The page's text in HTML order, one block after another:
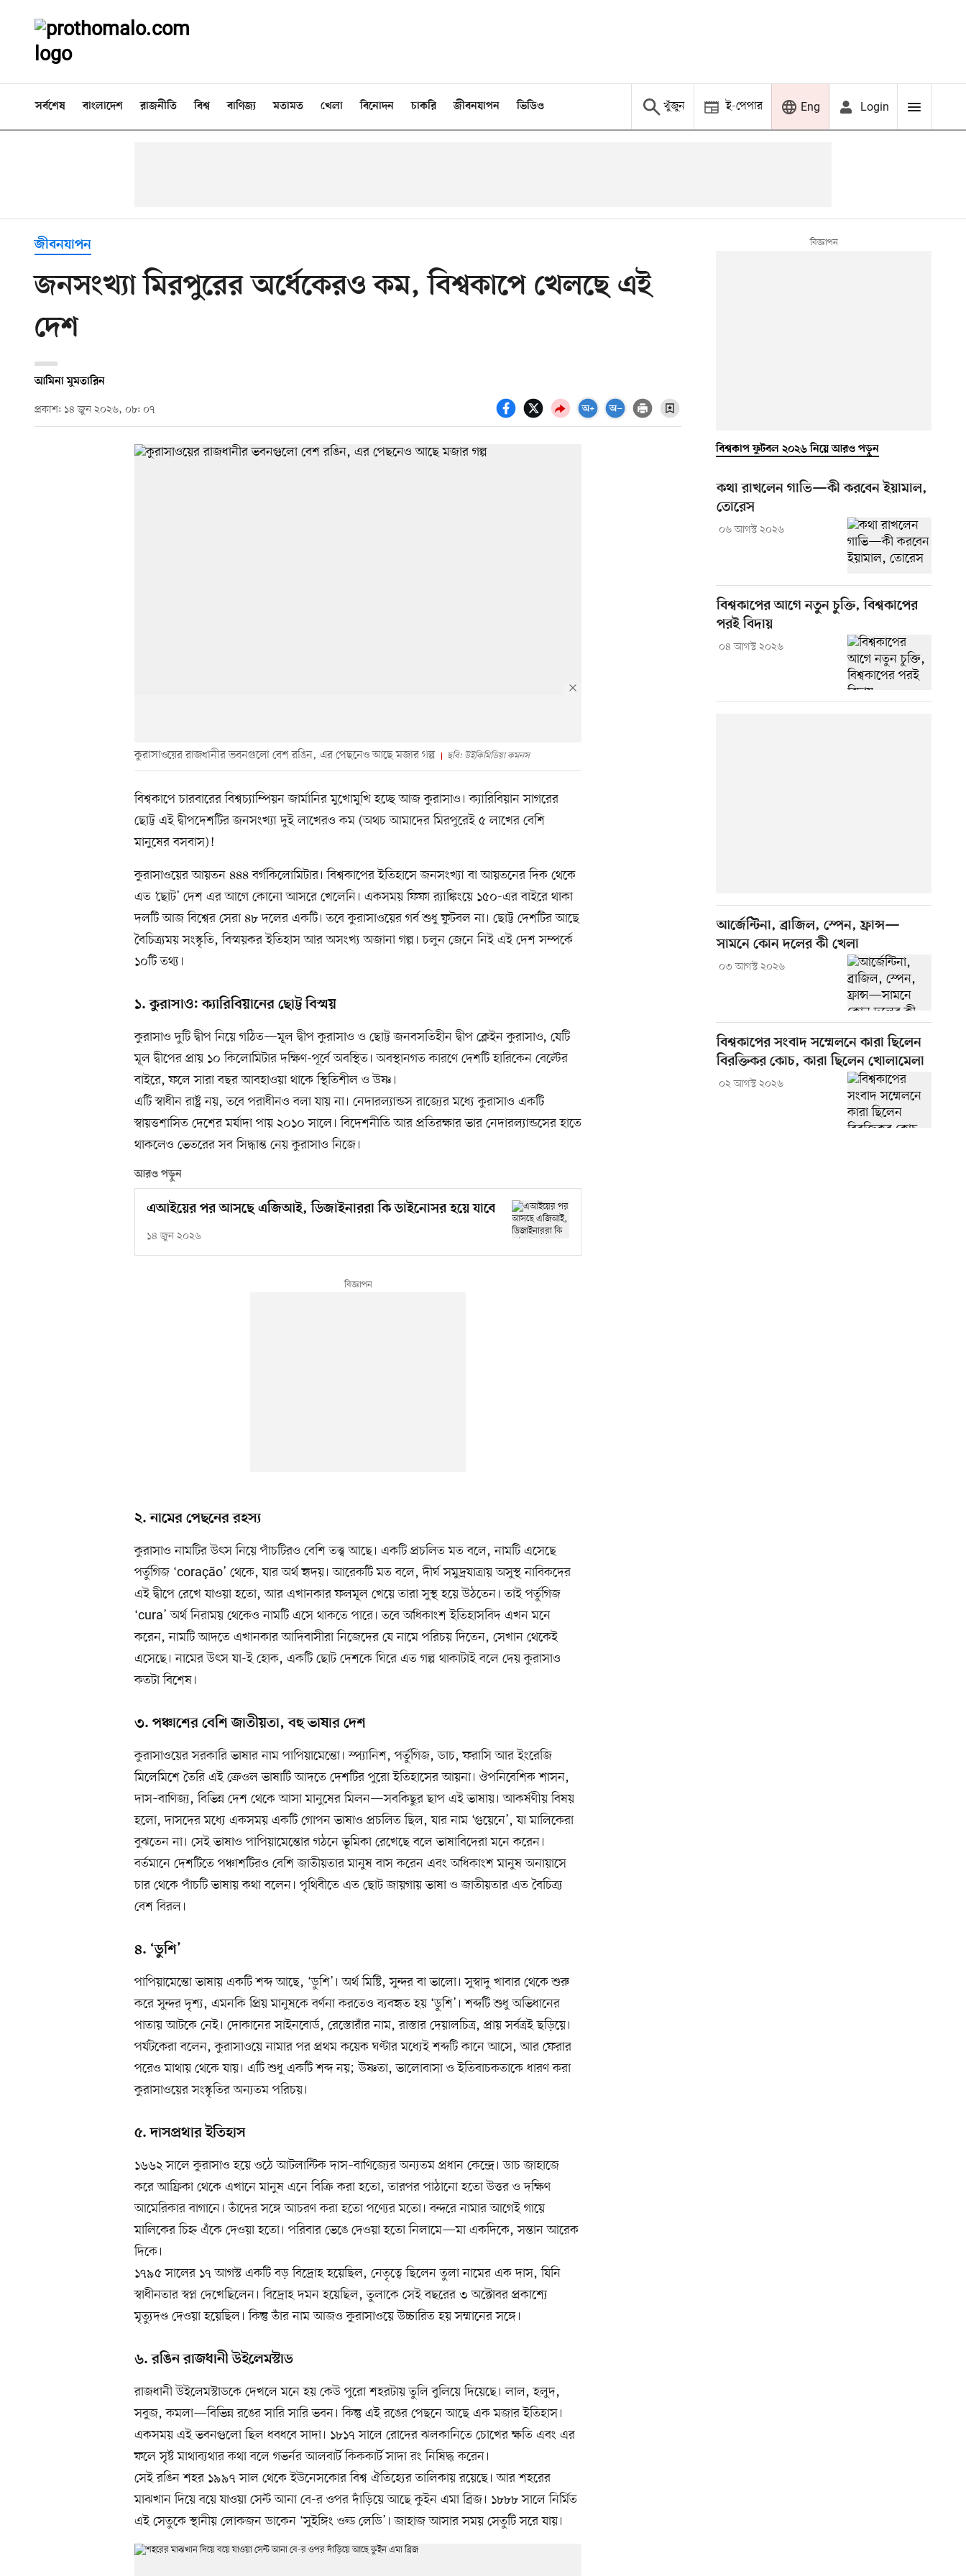
সর্বশেষ বাংলাদেশ রাজনীতি বিশ্ব বাণিজ্য মতামত খেলা বিনোদন চাকরি জীবনযাপন ভিডিও খুঁজুন ই-পেপার Eng Login
জীবনযাপন
জনসংখ্যা মিরপুরের অর্ধেকেরও কম, বিশ্বকাপে খেলছে এই
দেশ
আমিনা মুমতারিন
প্রকাশ: ১৪ জুন ২০২৬, ০৮: ০৭
কুরাসাওয়ের রাজধানীর ভবনগুলো বেশ রঙিন, এর পেছনেও আছে মজার গল্প ছবি: উইকিমিডিয়া কমনস
বিশ্বকাপে চারবারের বিশ্বচ্যাম্পিয়ন জার্মানির মুখোমুখি হচ্ছে আজ কুরাসাও। ক্যারিবিয়ান সাগরের
ছোট্ট এই দ্বীপদেশটির জনসংখ্যা দুই লাখেরও কম (অথচ আমাদের মিরপুরেই ৫ লাখের বেশি
মানুষের বসবাস)!
কুরাসাওয়ের আয়তন ৪৪৪ বর্গকিলোমিটার। বিশ্বকাপের ইতিহাসে জনসংখ্যা বা আয়তনের দিক থেকে
এত ‘ছোট’ দেশ এর আগে কোনো আসরে খেলেনি। একসময় ফিফা র‍্যাঙ্কিংয়ে ১৫০-এর বাইরে থাকা
দলটি আজ বিশ্বের সেরা ৪৮ দলের একটি। তবে কুরাসাওয়ের গর্ব শুধু ফুটবল না। ছোট্ট দেশটির আছে
বৈচিত্র্যময় সংস্কৃতি, বিস্ময়কর ইতিহাস আর অসংখ্য অজানা গল্প। চলুন জেনে নিই এই দেশ সম্পর্কে
১০টি তথ্য।
১. কুরাসাও: ক্যারিবিয়ানের ছোট্ট বিস্ময়
কুরাসাও দুটি দ্বীপ নিয়ে গঠিত—মূল দ্বীপ কুরাসাও ও ছোট্ট জনবসতিহীন দ্বীপ ক্লেইন কুরাসাও, যেটি
মূল দ্বীপের প্রায় ১০ কিলোমিটার দক্ষিণ-পূর্বে অবস্থিত। অবস্থানগত কারণে দেশটি হারিকেন বেল্টের
বাইরে, ফলে সারা বছর আবহাওয়া থাকে স্থিতিশীল ও উষ্ণ।
এটি স্বাধীন রাষ্ট্র নয়, তবে পরাধীনও বলা যায় না। নেদারল্যান্ডস রাজ্যের মধ্যে কুরাসাও একটি
স্বায়ত্তশাসিত দেশের মর্যাদা পায় ২০১০ সালে। বিদেশনীতি আর প্রতিরক্ষার ভার নেদারল্যান্ডসের হাতে
থাকলেও ভেতরের সব সিদ্ধান্ত নেয় কুরাসাও নিজে।
আরও পড়ুন
এআইয়ের পর আসছে এজিআই, ডিজাইনাররা কি ডাইনোসর হয়ে যাবে
১৪ জুন ২০২৬
২. নামের পেছনের রহস্য
কুরাসাও নামটির উৎস নিয়ে পাঁচটিরও বেশি তত্ত্ব আছে। একটি প্রচলিত মত বলে, নামটি এসেছে
পর্তুগিজ ‘coração’ থেকে, যার অর্থ হৃদয়। আরেকটি মত বলে, দীর্ঘ সমুদ্রযাত্রায় অসুস্থ নাবিকদের
এই দ্বীপে রেখে যাওয়া হতো, আর এখানকার ফলমূল খেয়ে তারা সুস্থ হয়ে উঠতেন। তাই পর্তুগিজ
‘cura’ অর্থ নিরাময় থেকেও নামটি এসে থাকতে পারে। তবে অধিকাংশ ইতিহাসবিদ এখন মনে
করেন, নামটি আদতে এখানকার আদিবাসীরা নিজেদের যে নামে পরিচয় দিতেন, সেখান থেকেই
এসেছে। নামের উৎস যা-ই হোক, একটি ছোট দেশকে ঘিরে এত গল্প থাকাটাই বলে দেয় কুরাসাও
কতটা বিশেষ।
৩. পঞ্চাশের বেশি জাতীয়তা, বহু ভাষার দেশ
কুরাসাওয়ের সরকারি ভাষার নাম পাপিয়ামেন্তো। স্প্যানিশ, পর্তুগিজ, ডাচ, ফরাসি আর ইংরেজি
মিলেমিশে তৈরি এই ক্রেওল ভাষাটি আদতে দেশটির পুরো ইতিহাসের আয়না। ঔপনিবেশিক শাসন,
দাস–বাণিজ্য, বিভিন্ন দেশ থেকে আসা মানুষের মিলন—সবকিছুর ছাপ এই ভাষায়। আকর্ষণীয় বিষয়
হলো, দাসদের মধ্যে একসময় একটি গোপন ভাষাও প্রচলিত ছিল, যার নাম ‘গুয়েনে’, যা মালিকেরা
বুঝতেন না। সেই ভাষাও পাপিয়ামেন্তোর গঠনে ভূমিকা রেখেছে বলে ভাষাবিদেরা মনে করেন।
বর্তমানে দেশটিতে পঞ্চাশটিরও বেশি জাতীয়তার মানুষ বাস করেন এবং অধিকাংশ মানুষ অনায়াসে
চার থেকে পাঁচটি ভাষায় কথা বলেন। পৃথিবীতে এত ছোট জায়গায় ভাষা ও জাতীয়তার এত বৈচিত্র্য
বেশ বিরল।
৪. ‘ডুশি’
পাপিয়ামেন্তো ভাষায় একটি শব্দ আছে, ‘ডুশি’। অর্থ মিষ্টি, সুন্দর বা ভালো। সুস্বাদু খাবার থেকে শুরু
করে সুন্দর দৃশ্য, এমনকি প্রিয় মানুষকে বর্ণনা করতেও ব্যবহৃত হয় ‘ডুশি’। শব্দটি শুধু অভিধানের
পাতায় আটকে নেই। দোকানের সাইনবোর্ড, রেস্তোরাঁর নাম, রাস্তার দেয়ালচিত্র, প্রায় সর্বত্রই ছড়িয়ে।
পর্যটকেরা বলেন, কুরাসাওয়ে নামার পর প্রথম কয়েক ঘণ্টার মধ্যেই শব্দটি কানে আসে, আর ফেরার
পরেও মাথায় থেকে যায়। এটি শুধু একটি শব্দ নয়; উষ্ণতা, ভালোবাসা ও ইতিবাচকতাকে ধারণ করা
কুরাসাওয়ের সংস্কৃতির অন্যতম পরিচয়।
৫. দাসপ্রথার ইতিহাস
১৬৬২ সালে কুরাসাও হয়ে ওঠে আটলান্টিক দাস–বাণিজ্যের অন্যতম প্রধান কেন্দ্রে। ডাচ জাহাজে
করে আফ্রিকা থেকে এখানে মানুষ এনে বিক্রি করা হতো, তারপর পাঠানো হতো উত্তর ও দক্ষিণ
আমেরিকার বাগানে। তাঁদের সঙ্গে আচরণ করা হতো পণ্যের মতো। বন্দরে নামার আগেই গায়ে
মালিকের চিহ্ন এঁকে দেওয়া হতো। পরিবার ভেঙে দেওয়া হতো নিলামে—মা একদিকে, সন্তান আরেক
দিকে।
১৭৯৫ সালের ১৭ আগস্ট একটি বড় বিদ্রোহ হয়েছিল, নেতৃত্বে ছিলেন তুলা নামের এক দাস, যিনি
স্বাধীনতার স্বপ্ন দেখেছিলেন। বিদ্রোহ দমন হয়েছিল, তুলাকে সেই বছরের ৩ অক্টোবর প্রকাশ্যে
মৃত্যুদণ্ড দেওয়া হয়েছিল। কিন্তু তাঁর নাম আজও কুরাসাওয়ে উচ্চারিত হয় সম্মানের সঙ্গে।
৬. রঙিন রাজধানী উইলেমস্টাড
রাজধানী উইলেমস্টাডকে দেখলে মনে হয় কেউ পুরো শহরটায় তুলি বুলিয়ে দিয়েছে। লাল, হলুদ,
সবুজ, কমলা—বিভিন্ন রঙের সারি সারি ভবন। কিন্তু এই রঙের পেছনে আছে এক মজার ইতিহাস।
একসময় এই ভবনগুলো ছিল ধবধবে সাদা। ১৮১৭ সালে রোদের ঝলকানিতে চোখের ক্ষতি এবং এর
ফলে সৃষ্ট মাথাব্যথার কথা বলে গভর্নর আলবার্ট কিককার্ট সাদা রং নিষিদ্ধ করেন।
সেই রঙিন শহর ১৯৯৭ সাল থেকে ইউনেসকোর বিশ্ব ঐতিহ্যের তালিকায় রয়েছে। আর শহরের
মাঝখান দিয়ে বয়ে যাওয়া সেন্ট আনা বে-র ওপর দাঁড়িয়ে আছে কুইন এমা ব্রিজ। ১৮৮৮ সালে নির্মিত
এই সেতুকে স্থানীয় লোকজন ডাকেন ‘সুইঙ্গিং ওল্ড লেডি’। জাহাজ আসার সময় সেতুটি সরে যায়।
বিশ্বকাপ ফুটবল ২০২৬ নিয়ে আরও পড়ুন
কথা রাখলেন গাভি—কী করবেন ইয়ামাল,
তোরেস
০৬ আগস্ট ২০২৬
বিশ্বকাপের আগে নতুন চুক্তি, বিশ্বকাপের
পরই বিদায়
০৪ আগস্ট ২০২৬
আর্জেন্টিনা, ব্রাজিল, স্পেন, ফ্রান্স—
সামনে কোন দলের কী খেলা
০৩ আগস্ট ২০২৬
বিশ্বকাপের সংবাদ সম্মেলনে কারা ছিলেন
বিরক্তিকর কোচ, কারা ছিলেন খোলামেলা
০২ আগস্ট ২০২৬